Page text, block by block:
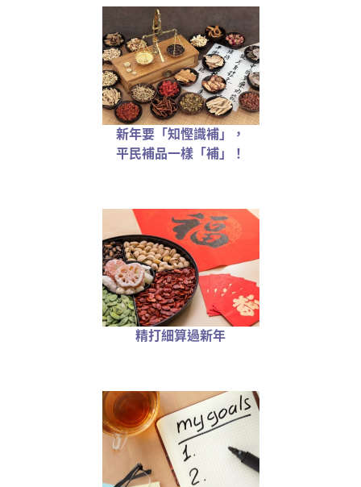
新年要「知慳識補」，
平民補品一樣「補」！
精打細算過新年